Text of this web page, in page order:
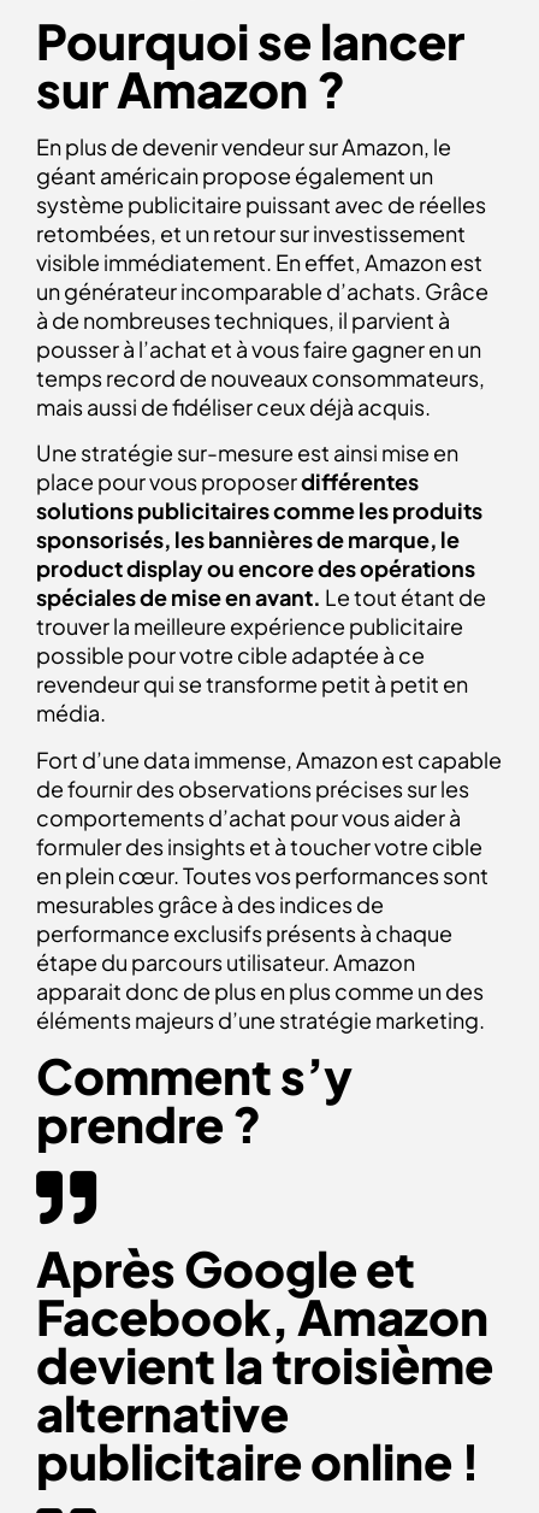
Pourquoi se lancer
sur Amazon ?
En plus de devenir vendeur sur Amazon, le
géant américain propose également un
système publicitaire puissant avec de réelles
retombées, et un retour sur investissement
visible immédiatement. En effet, Amazon est
un générateur incomparable d’achats. Grâce
à de nombreuses techniques, il parvient à
pousser à l’achat et à vous faire gagner en un
temps record de nouveaux consommateurs,
mais aussi de fidéliser ceux déjà acquis.
Une stratégie sur-mesure est ainsi mise en
place pour vous proposerdifférentes
solutions publicitaires comme les produits
sponsorisés, les bannières de marque, le
product display ou encore des opérations
spéciales de mise en avant. Le tout étant de
trouver la meilleure expérience publicitaire
possible pour votre cible adaptée à ce
revendeur qui se transforme petit à petit en
média.
Fort d’une data immense, Amazon est capable
de fournir des observations précises sur les
comportements d’achat pour vous aider à
formuler des insights et à toucher votre cible
en plein cœur. Toutes vos performances sont
mesurables grâce à des indices de
performance exclusifs présents à chaque
étape du parcours utilisateur. Amazon
apparait donc de plus en plus comme un des
éléments majeurs d’une stratégie marketing.
Comment s’y
prendre ?
Après Google et
Facebook, Amazon
devient la troisième
alternative
publicitaire online !